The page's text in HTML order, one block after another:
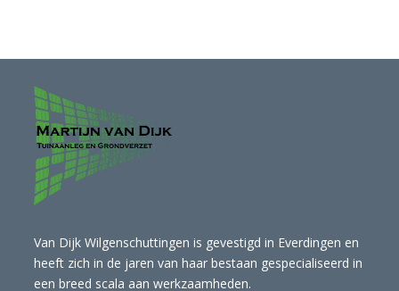
Van Dijk Wilgenschuttingen is gevestigd in Everdingen en
heeft zich in de jaren van haar bestaan gespecialiseerd in
een breed scala aan werkzaamheden.